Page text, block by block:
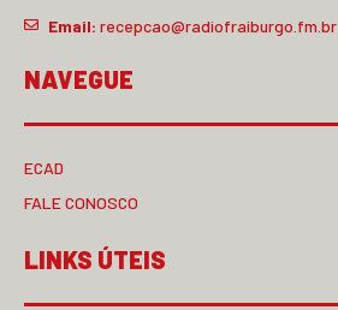
Email: recepcao@radiofraiburgo.fm.br
NAVEGUE
ECAD
FALE CONOSCO
LINKS ÚTEIS